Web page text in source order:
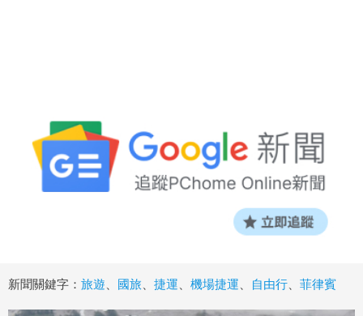
新聞關鍵字： 旅遊 國旅 捷運 機場捷運 自由行 菲律賓